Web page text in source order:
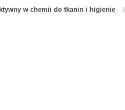
w chemii do tkanin i higienie